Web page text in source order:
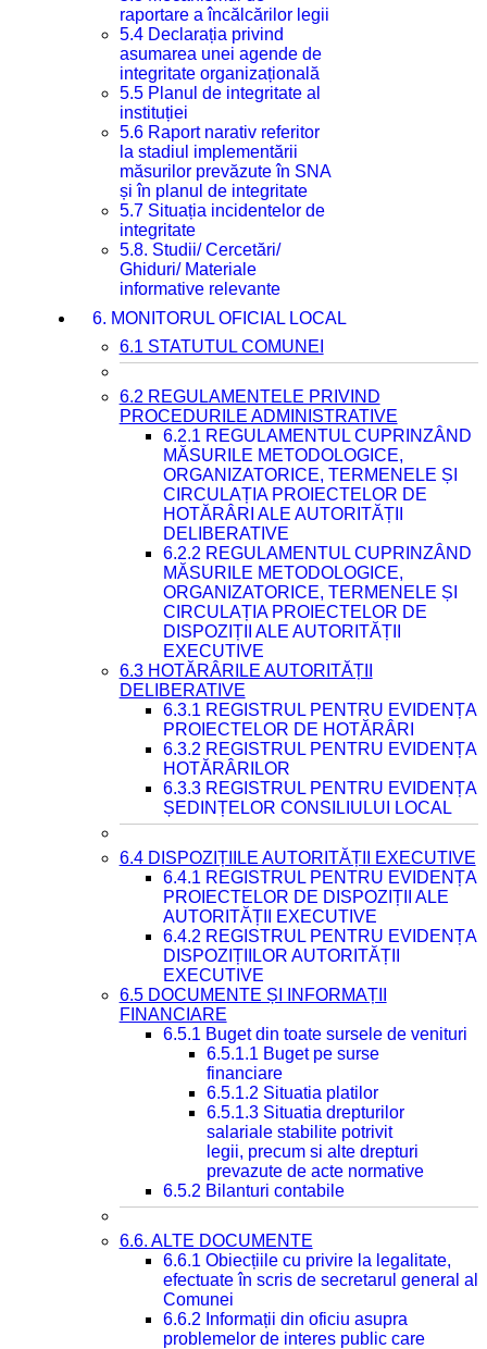
raportare a încălcărilor legii
5.4 Declarația privind
asumarea unei agende de
integritate organizațională
5.5 Planul de integritate al
instituției
5.6 Raport narativ referitor
la stadiul implementării
măsurilor prevăzute în SNA
și în planul de integritate
5.7 Situația incidentelor de
integritate
5.8. Studii/ Cercetări/
Ghiduri/ Materiale
informative relevante
6. MONITORUL OFICIAL LOCAL
6.1 STATUTUL COMUNEI
6.2 REGULAMENTELE PRIVIND
PROCEDURILE ADMINISTRATIVE
6.2.1 REGULAMENTUL CUPRINZÂND
MĂSURILE METODOLOGICE,
ORGANIZATORICE, TERMENELE ȘI
CIRCULAȚIA PROIECTELOR DE
HOTĂRÂRI ALE AUTORITĂȚII
DELIBERATIVE
6.2.2 REGULAMENTUL CUPRINZÂND
MĂSURILE METODOLOGICE,
ORGANIZATORICE, TERMENELE ȘI
CIRCULAȚIA PROIECTELOR DE
DISPOZIȚII ALE AUTORITĂȚII
EXECUTIVE
6.3 HOTĂRÂRILE AUTORITĂȚII
DELIBERATIVE
6.3.1 REGISTRUL PENTRU EVIDENȚA
PROIECTELOR DE HOTĂRÂRI
6.3.2 REGISTRUL PENTRU EVIDENȚA
HOTĂRÂRILOR
6.3.3 REGISTRUL PENTRU EVIDENȚA
ȘEDINȚELOR CONSILIULUI LOCAL
6.4 DISPOZIȚIILE AUTORITĂȚII EXECUTIVE
6.4.1 REGISTRUL PENTRU EVIDENȚA
PROIECTELOR DE DISPOZIȚII ALE
AUTORITĂȚII EXECUTIVE
6.4.2 REGISTRUL PENTRU EVIDENȚA
DISPOZIȚIILOR AUTORITĂȚII
EXECUTIVE
6.5 DOCUMENTE ȘI INFORMAȚII
FINANCIARE
6.5.1 Buget din toate sursele de venituri
6.5.1.1 Buget pe surse
financiare
6.5.1.2 Situatia platilor
6.5.1.3 Situatia drepturilor
salariale stabilite potrivit
legii, precum si alte drepturi
prevazute de acte normative
6.5.2 Bilanturi contabile
6.6. ALTE DOCUMENTE
6.6.1 Obiecțiile cu privire la legalitate,
efectuate în scris de secretarul general al
Comunei
6.6.2 Informații din oficiu asupra
problemelor de interes public care